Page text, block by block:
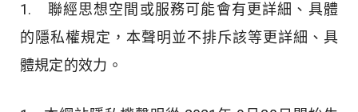
1. 聯經思想空間或服務可能會有更詳細、具體
的隱私權規定，本聲明並不排斥該等更詳細、具
體規定的效力。